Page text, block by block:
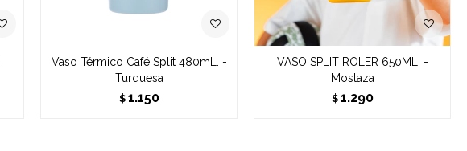
Vaso Térmico Café Split 480mL. -
Turquesa
$ 1.150
VASO SPLIT ROLER 650ML. -
Mostaza
$ 1.290